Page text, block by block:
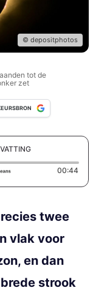
© depositphotos
tot de
zet
00:44
twee
vlak voor
en dan
strook